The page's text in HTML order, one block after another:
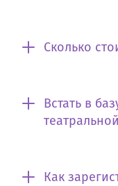
Сколько
Встать в
Как